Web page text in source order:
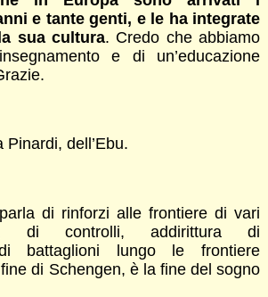
e tante genti, e le ha integrate
sua cultura. Credo che abbiamo
e di un’educazione
dell’Ebu.
di rinforzi alle frontiere di vari
di controlli, addirittura di
di battaglioni lungo le frontiere
fine di Schengen, è la fine del sogno